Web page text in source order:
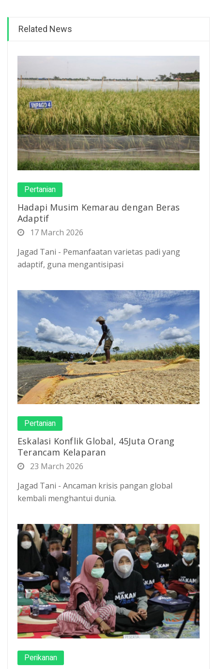
Related News
Pertanian
Hadapi Musim Kemarau dengan Beras
Adaptif
17 March 2026
Jagad Tani - Pemanfaatan varietas padi yang
adaptif, guna mengantisipasi
Pertanian
Eskalasi Konflik Global, 45Juta Orang
Terancam Kelaparan
23 March 2026
Jagad Tani - Ancaman krisis pangan global
kembali menghantui dunia.
Perikanan